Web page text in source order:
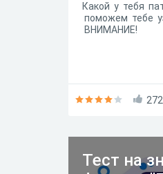
Какой у тебя
поможем тебе
ВНИМАНИЕ!
272
Тест на